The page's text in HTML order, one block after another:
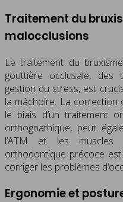
Traitement du
malocclusions
Le traitement du
gouttière occlusale,
gestion du stress, est
la mâchoire. La correction
le biais d’un traitement
orthognathique, peut
l’ATM et les muscles
orthodontique précoce
corriger les problèmes
Ergonomie et